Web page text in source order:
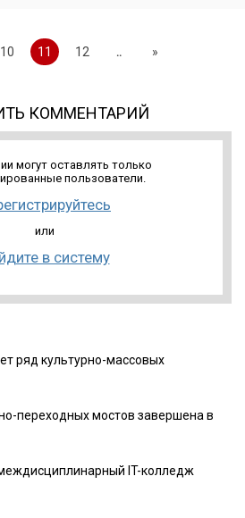
10 11 12 .. »
КОММЕНТАРИЙ
могут оставлять только
пользователи.
или
в систему
ряд культурно-массовых
переходных мостов завершена в
IT-колледж